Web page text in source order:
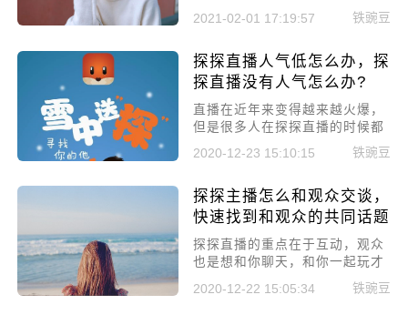
来的人很多，但是观看直播的时
间都不长，或者就是粉丝点了关
的直播了，今天小编就来给大家
讲讲探探直播最有效增加粉丝黏
2021-02-01 17:19:57 铁豌豆
探探直播人气低怎么办，探
探直播没有人气怎么办?
直播在近年来变得越来越火爆，
但是很多人在探探直播的时候都
会有一个困惑，为什么没有观众
来看我的直播间，今天小编就来
办，探探直播没有人气怎么办?
2020-12-23 15:10:15 铁豌豆
探探主播怎么和观众交谈，
快速找到和观众的共同话题
探探直播的重点在于互动，观众
也是想和你聊天，和你一起玩才
留在直播间的。今天小编就带大
家来学习，探探主播怎么和观众
2020-12-22 15:05:34 铁豌豆